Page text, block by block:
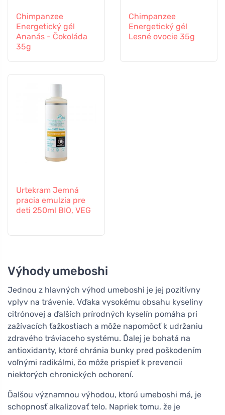
Chimpanzee
Energetický gél
Ananás - Čokoláda
35g
Chimpanzee
Energetický gél
Lesné ovocie 35g
Urtekram Jemná
pracia emulzia pre
deti 250ml BIO, VEG
Výhody umeboshi
Jednou z hlavných výhod umeboshi je jej pozitívny
vplyv na trávenie. Vďaka vysokému obsahu kyseliny
citrónovej a ďalších prírodných kyselín pomáha pri
zažívacích ťažkostiach a môže napomôcť k udržaniu
zdravého tráviaceho systému. Ďalej je bohatá na
antioxidanty, ktoré chránia bunky pred poškodením
voľnými radikálmi, čo môže prispieť k prevencii
niektorých chronických ochorení.
Ďalšou významnou výhodou, ktorú umeboshi má, je
schopnosť alkalizovať telo. Napriek tomu, že je